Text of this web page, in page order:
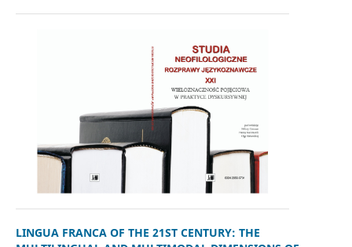
LINGUA FRANCA OF THE 21ST CENTURY: THE